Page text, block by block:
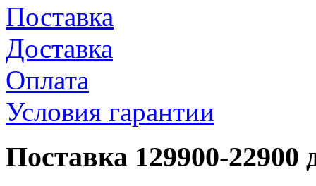
Поставка
Доставка
Оплата
Условия гарантии
Поставка 129900-22900